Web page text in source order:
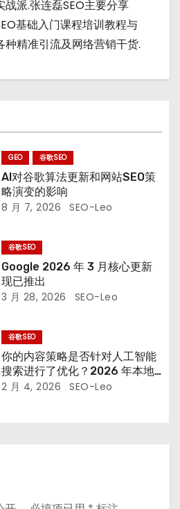
战派.张连磊SEO主要分享
基础入门课程培训教程与
种精准引流及网络营销干货.
GEO 谷歌SEO
AI对谷歌算法更新和网站SEO策
略演变的影响
8 月 7, 2026 SEO-Leo
谷歌SEO
Google 2026 年 3 月核心更新
现已推出
3 月 28, 2026 SEO-Leo
谷歌SEO
你的内容策略是否针对人工智能
搜索进行了优化？2026 年本地
SEO 的未来
2 月 4, 2026 SEO-Leo